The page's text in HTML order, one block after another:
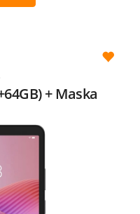
+ Maska